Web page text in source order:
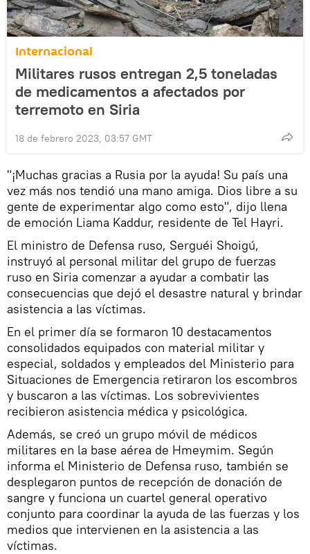
Internacional
Militares rusos entregan 2,5 toneladas
de medicamentos a afectados por
terremoto en Siria
18 de febrero 2023, 03:57 GMT
"¡Muchas gracias a Rusia por la ayuda! Su país una
vez más nos tendió una mano amiga. Dios libre a su
gente de experimentar algo como esto", dijo llena
de emoción Liama Kaddur, residente de Tel Hayri.
El ministro de Defensa ruso, Serguéi Shoigú,
instruyó al personal militar del grupo de fuerzas
ruso en Siria comenzar a ayudar a combatir las
consecuencias que dejó el desastre natural y brindar
asistencia a las víctimas.
En el primer día se formaron 10 destacamentos
consolidados equipados con material militar y
especial, soldados y empleados del Ministerio para
Situaciones de Emergencia retiraron los escombros
y buscaron a las víctimas. Los sobrevivientes
recibieron asistencia médica y psicológica.
Además, se creó un grupo móvil de médicos
militares en la base aérea de Hmeymim. Según
informa el Ministerio de Defensa ruso, también se
desplegaron puntos de recepción de donación de
sangre y funciona un cuartel general operativo
conjunto para coordinar la ayuda de las fuerzas y los
medios que intervienen en la asistencia a las
víctimas.